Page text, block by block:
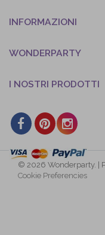
INFORMAZIONI
WONDERPARTY
I NOSTRI PRODOTTI
© 2026 Wonderparty. |
Cookie Preferencies